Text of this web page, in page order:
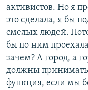
активистов. Но я
это сделала, я бы
смелых людей.
бы по ним
зачем? А город, а
должны принимать
функция, если мы